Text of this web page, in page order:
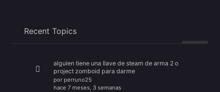
Recent Topics
alguien tiene una llave de steam de arma 2 o
project zomboid para darme
por perruno25
hace 7 meses, 3 semanas